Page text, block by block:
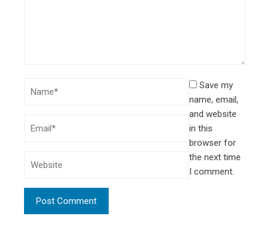
Save my
name, email,
and website
in this
browser for
the next time
I comment.